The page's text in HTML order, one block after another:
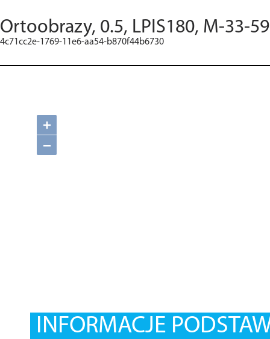
Ortoobrazy, 0.5, LPIS180, M-33-
4c71cc2e-1769-11e6-aa54-b870f44b6730
+
−
INFORMACJE